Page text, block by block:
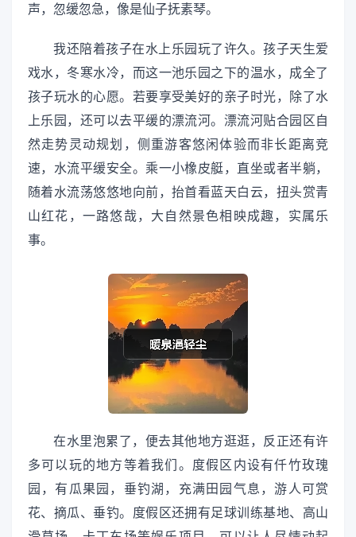
声，忽缓忽急，像是仙子抚素琴。
我还陪着孩子在水上乐园玩了许久。孩子天生爱
戏水，冬寒水冷，而这一池乐园之下的温水，成全了
孩子玩水的心愿。若要享受美好的亲子时光，除了水
上乐园，还可以去平缓的漂流河。漂流河贴合园区自
然走势灵动规划，侧重游客悠闲体验而非长距离竞
速，水流平缓安全。乘一小橡皮艇，直坐或者半躺，
随着水流荡悠悠地向前，抬首看蓝天白云，扭头赏青
山红花，一路悠哉，大自然景色相映成趣，实属乐
事。
在水里泡累了，便去其他地方逛逛，反正还有许
多可以玩的地方等着我们。度假区内设有仟竹玫瑰
园，有瓜果园，垂钓湖，充满田园气息，游人可赏
花、摘瓜、垂钓。度假区还拥有足球训练基地、高山